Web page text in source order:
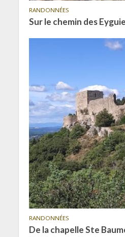
RANDONNÉES
Sur le chemin des
RANDONNÉES
De la chapelle Ste